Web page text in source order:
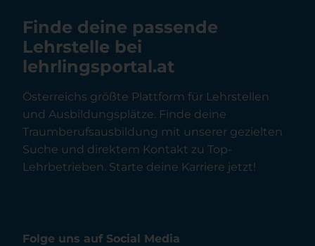
Finde deine passende
Lehrstelle bei
lehrlingsportal.at
Österreichs größte Plattform für Lehrstellen
und Ausbildungsplätze. Finde deine
Traumberufsausbildung mit unserer gezielten
Suche und direktem Kontakt zu Top-
Lehrbetrieben. Starte deine Karriere jetzt!
Folge uns auf Social Media